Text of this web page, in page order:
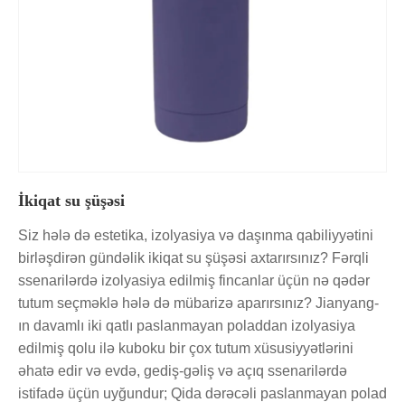
İkiqat su şüşəsi
Siz hələ də estetika, izolyasiya və daşınma qabiliyyətini
birləşdirən gündəlik ikiqat su şüşəsi axtarırsınız? Fərqli
ssenarilərdə izolyasiya edilmiş fincanlar üçün nə qədər
tutum seçməklə hələ də mübarizə aparırsınız? Jianyang-
ın davamlı iki qatlı paslanmayan poladdan izolyasiya
edilmiş qolu ilə kuboku bir çox tutum xüsusiyyətlərini
əhatə edir və evdə, gediş-gəliş və açıq ssenarilərdə
istifadə üçün uyğundur; Qida dərəcəli paslanmayan polad